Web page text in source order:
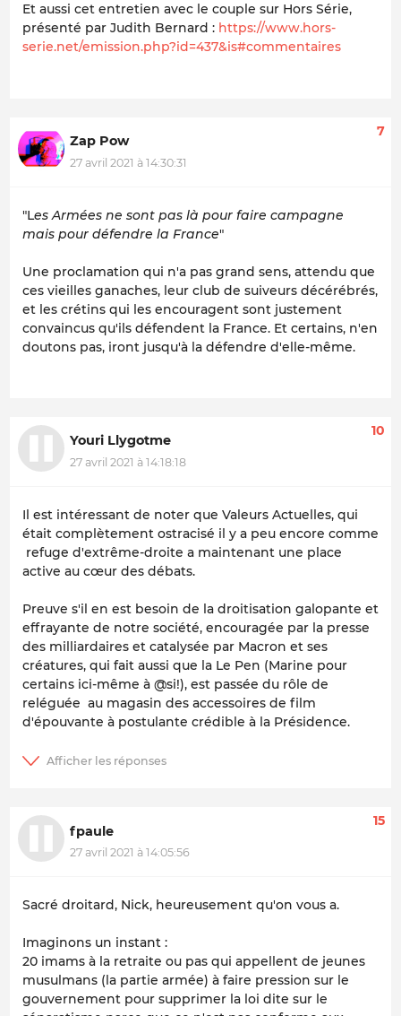
Et aussi cet entretien avec le couple sur Hors Série,
présenté par Judith Bernard : https://www.hors-
serie.net/emission.php?id=437&is#commentaires
Zap Pow
27 avril 2021 à 14:30:31
7
"Les Armées ne sont pas là pour faire campagne
mais pour défendre la France"
Une proclamation qui n'a pas grand sens, attendu que
ces vieilles ganaches, leur club de suiveurs décérébrés,
et les crétins qui les encouragent sont justement
convaincus qu'ils défendent la France. Et certains, n'en
doutons pas, iront jusqu'à la défendre d'elle-même.
Youri Llygotme
27 avril 2021 à 14:18:18
10
Il est intéressant de noter que Valeurs Actuelles, qui
était complètement ostracisé il y a peu encore comme
refuge d'extrême-droite a maintenant une place
active au cœur des débats.
Preuve s'il en est besoin de la droitisation galopante et
effrayante de notre société, encouragée par la presse
des milliardaires et catalysée par Macron et ses
créatures, qui fait aussi que la Le Pen (Marine pour
certains ici-même à @si!), est passée du rôle de
reléguée au magasin des accessoires de film
d'épouvante à postulante crédible à la Présidence.
fpaule
27 avril 2021 à 14:05:56
15
Sacré droitard, Nick, heureusement qu'on vous a.
Imaginons un instant :
20 imams à la retraite ou pas qui appellent de jeunes
musulmans (la partie armée) à faire pression sur le
gouvernement pour supprimer la loi dite sur le